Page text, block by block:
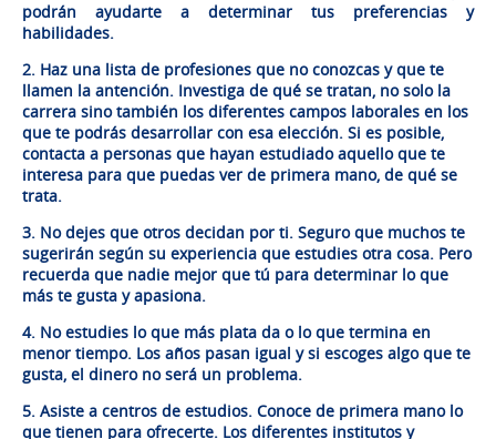
podrán ayudarte a determinar tus preferencias y
habilidades.
2. Haz una lista de profesiones que no conozcas y que te
llamen la antención. Investiga de qué se tratan, no solo la
carrera sino también los diferentes campos laborales en los
que te podrás desarrollar con esa elección. Si es posible,
contacta a personas que hayan estudiado aquello que te
interesa para que puedas ver de primera mano, de qué se
trata.
3. No dejes que otros decidan por ti. Seguro que muchos te
sugerirán según su experiencia que estudies otra cosa. Pero
recuerda que nadie mejor que tú para determinar lo que
más te gusta y apasiona.
4. No estudies lo que más plata da o lo que termina en
menor tiempo. Los años pasan igual y si escoges algo que te
gusta, el dinero no será un problema.
5. Asiste a centros de estudios. Conoce de primera mano lo
que tienen para ofrecerte. Los diferentes institutos y